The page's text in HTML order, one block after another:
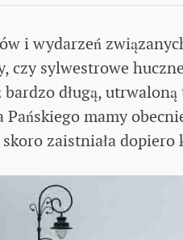
i wydarzeń
czy sylwestrowe
długą,
mamy
skoro zaistniała